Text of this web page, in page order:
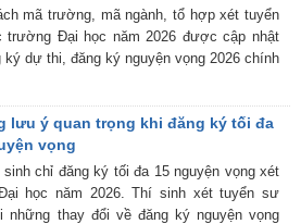
mã trường, mã ngành, tổ hợp xét tuyển
trường Đại học năm 2026 được cập nhật
ký dự thi, đăng ký nguyện vọng 2026 chính
lưu ý quan trọng khi đăng ký tối đa
vọng
sinh chỉ đăng ký tối đa 15 nguyện vọng xét
học năm 2026. Thí sinh xét tuyển sư
thay đổi về đăng ký nguyện vọng